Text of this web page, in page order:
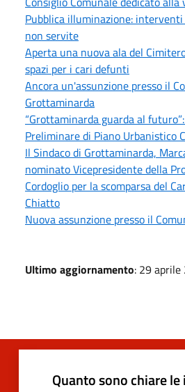
Pubblica illuminazione:
non servite
Aperta una nuova ala del
spazi per i cari defunti
Ancora un'assunzione presso il
Grottaminarda
“Grottaminarda guarda al
Preliminare di Piano Urbanistico
Il Sindaco di Grottaminarda,
nominato Vicepresidente della
Cordoglio per la scomparsa del
Chiatto
Nuova assunzione presso il
Ultimo aggiornamento: 29
Quanto sono chiare